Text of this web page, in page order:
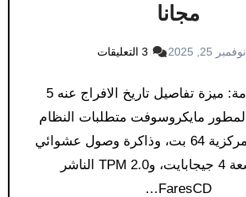
مجانا
نوفمبر 25, 2025 3 التعليقات
معلومات عامة: ميزة تفاصيل تاريخ الافراج عنه 5
أكتوبر 2021 المطور مايكروسوفت متطلبات النظام
وحدة معالجة مركزية 64 بت، وذاكرة وصول عشوائي
(RAM) سعة 4 جيجابايت، وTPM 2.0 الناشر
FaresCD…